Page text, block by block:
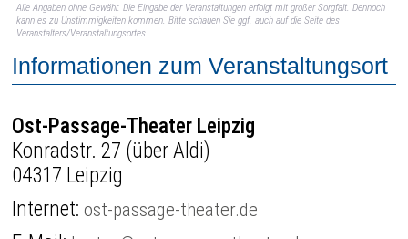
Alle Angaben ohne Gewähr. Die Eingabe der Veranstaltungen erfolgt mit großer Sorgfalt. Dennoch
kann es zu Unstimmigkeiten kommen. Bitte schauen Sie ggf. auch auf die Seite des
Veranstalters/Veranstaltungsortes.
Informationen zum Veranstaltungsort
Ost-Passage-Theater Leipzig
Konradstr. 27 (über Aldi)
04317 Leipzig
Internet:ost-passage-theater.de